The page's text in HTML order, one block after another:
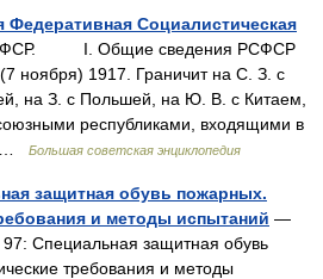
Федеративная Социалистическая
I. Общие сведения РСФСР
ноября) 1917. Граничит на С. З. с
на З. с Польшей, на Ю. В. с Китаем,
республиками, входящими в
…
Большая советская энциклопедия
защитная обувь пожарных.
и методы испытаний —
Специальная защитная обувь
требования и методы